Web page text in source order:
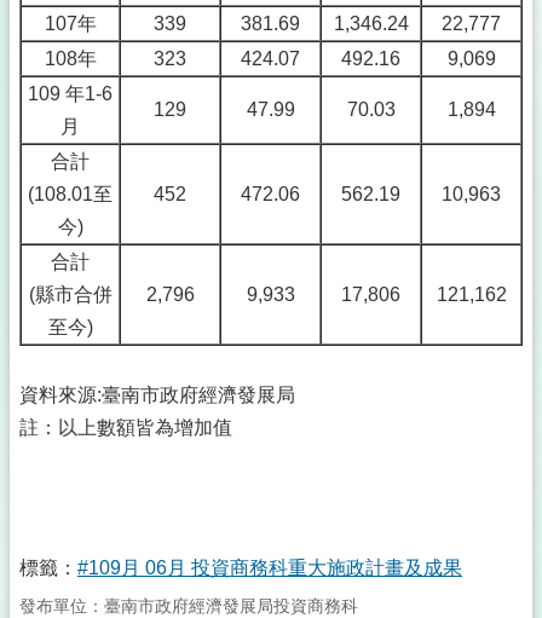
107年
339 381.69 1,346.24
22,777
108年
323 424.07 492.16
9,069
109 年1-6
月
129 47.99 70.03 1,894
合計
(108.01至
今)
452 472.06 562.19 10,963
合計
(縣市合併
至今)
2,796 9,933 17,806 121,162
資料來源:臺南市政府經濟發展局
註：以上數額皆為增加值
標籤： #109月 06月 投資商務科重大施政計畫及成果
發布單位：臺南市政府經濟發展局投資商務科